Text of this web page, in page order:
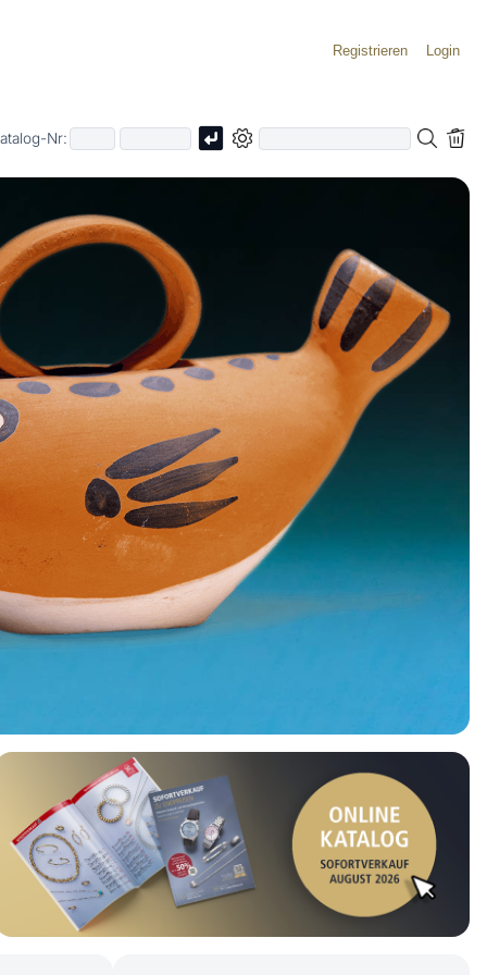
Registrieren Login
Nr: